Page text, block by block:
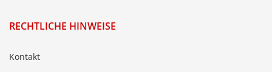
RECHTLICHE HINWEISE
Kontakt